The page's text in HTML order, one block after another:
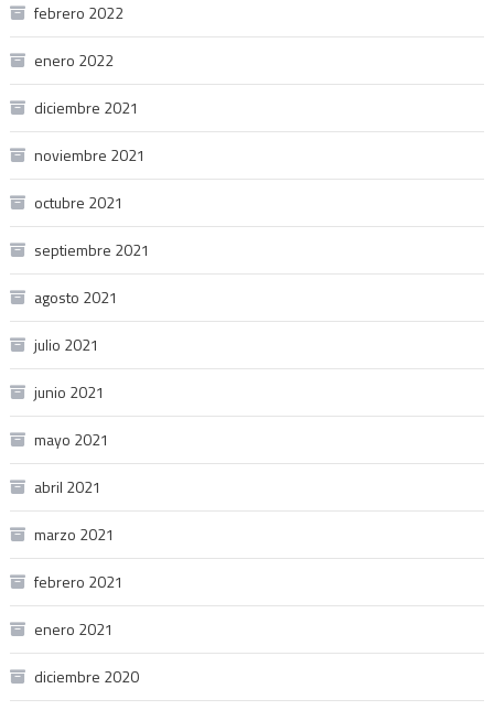
febrero 2022
enero 2022
diciembre 2021
noviembre 2021
octubre 2021
septiembre 2021
agosto 2021
julio 2021
junio 2021
mayo 2021
abril 2021
marzo 2021
febrero 2021
enero 2021
diciembre 2020